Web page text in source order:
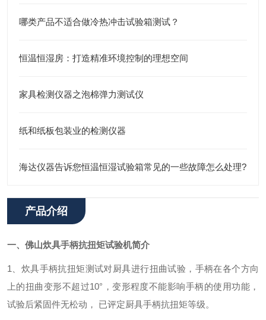
哪类产品不适合做冷热冲击试验箱测试？
恒温恒湿房：打造精准环境控制的理想空间
家具检测仪器之泡棉弹力测试仪
纸和纸板包装业的检测仪器
海达仪器告诉您恒温恒湿试验箱常见的一些故障怎么处理?
产品介绍
一、 佛山炊具手柄抗扭矩试验机简介
1、炊具手柄抗扭矩测试对厨具进行扭曲试验，手柄在各个方向
上的扭曲变形不超过10°，变形程度不能影响手柄的使用功能，
试验后紧固件无松动， 已评定厨具手柄抗扭矩等级。